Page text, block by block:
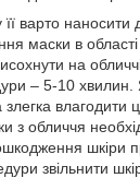
її варто наносити
маски в
на
– 5-10 хвилин.
влагодити
обличчя
шкіри
звільнити